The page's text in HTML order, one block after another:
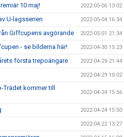
10 maj! 2022-05-06 13:02
U-lagsserien 2022-05-04 16:34
Giffcupens avgörande 2022-05-01 21:34
- se bilderna här! 2022-04-30 15:23
första trepoängare 2022-04-29 21:44
2022-04-29 10:02
kommer till
2022-04-24 15:56
2022-04-24 15:50
2022-04-22 13:27